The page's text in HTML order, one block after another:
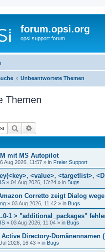
forum.opsi.org
opsi support forum
Unbeantwortete Themen
Themen
Suche
mit MS Autopilot
Aug 2026, 11:57 » in Freier Support
<value>, <targetlist>,
» 04 Aug 2026, 13:24 » in Bugs
Corretto zeigt Dialog
» 03 Aug 2026, 11:42 » in Bugs
1 > "additional_packages"
» 03 Aug 2026, 11:04 » in Bugs
Directory-Domänennamen
2026, 16:43 » in Bugs